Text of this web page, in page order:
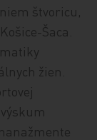
štvoricu,
Šaca.
žien.